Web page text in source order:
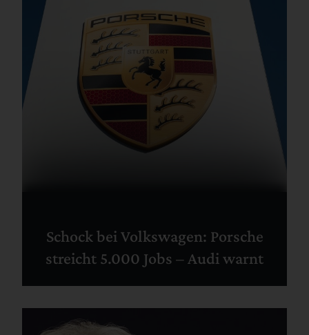
Schock bei Volkswagen: Porsche
streicht 5.000 Jobs – Audi warnt